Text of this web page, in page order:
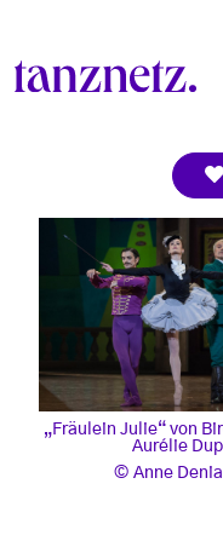
„Fräulein Julie“ von
Aurélie
Anne